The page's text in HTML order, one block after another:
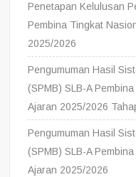
Penetapan Kelulusan
Pembina Tingkat
2025/2026
Pengumuman Hasil
(SPMB) SLB-A
Ajaran 2025/2026
Pengumuman Hasil
(SPMB) SLB-A
Ajaran 2025/2026